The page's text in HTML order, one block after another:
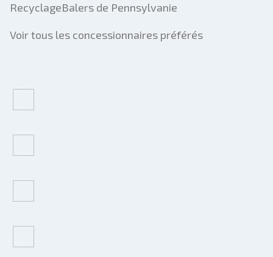
RecyclageBalers de Pennsylvanie
Voir tous les concessionnaires préférés